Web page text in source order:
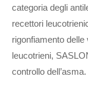
categoria degli
recettori
rigonfiamento
leucotrieni,
controllo dell’asma.